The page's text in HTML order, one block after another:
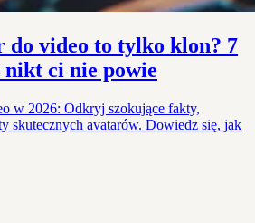
do video to tylko klon? 7
ci nie powie
w 2026: Odkryj szokujące fakty,
skutecznych avatarów. Dowiedz się, jak